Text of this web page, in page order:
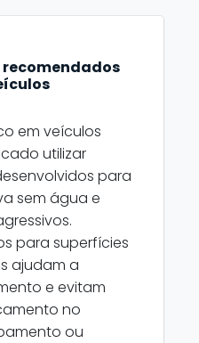
em veículos
utilizar
para
sem água e
para superfícies
ajudam a
e evitam
no
ou